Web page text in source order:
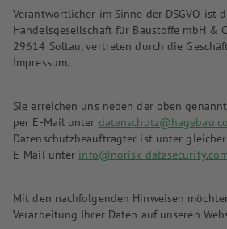
Verantwortlicher im Sinne der DSGVO ist
Handelsgesellschaft für Baustoffe mbH &
29614 Soltau, vertreten durch die
Impressum.
Sie erreichen uns neben der oben
per E-Mail unter
Datenschutzbeauftragter ist unter
E-Mail unter info@norisk-
Mit den nachfolgenden Hinweisen
Verarbeitung Ihrer Daten auf unseren